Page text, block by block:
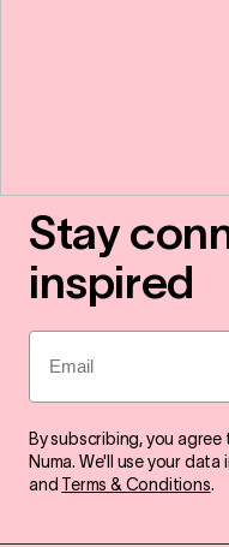
Stay
inspired
Email
By subscribing, you
Numa. We'll use your
and Terms & Conditions.